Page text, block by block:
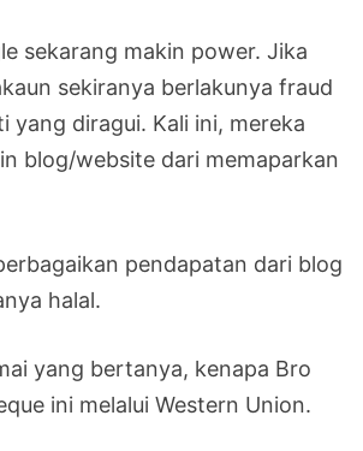
sekarang makin power. Jika
sekiranya berlakunya fraud
yang diragui. Kali ini, mereka
blog/website dari memaparkan
pendapatan dari blog
halal.
yang bertanya, kenapa Bro
ini melalui Western Union.